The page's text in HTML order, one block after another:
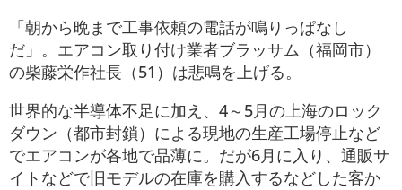
「朝から晩まで工事依頼の電話が鳴りっぱなし
だ」。エアコン取り付け業者ブラッサム（福岡市）
の柴藤栄作社長（51）は悲鳴を上げる。
世界的な半導体不足に加え、4～5月の上海のロック
ダウン（都市封鎖）による現地の生産工場停止など
でエアコンが各地で品薄に。だが6月に入り、通販サ
イトなどで旧モデルの在庫を購入するなどした客か